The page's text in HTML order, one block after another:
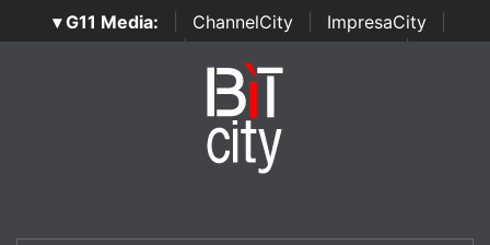
▾ G11 Media: ChannelCity ImpresaCity
SecurityOpenLab | Italian Channel Awards | Italian
Italian Security Awards